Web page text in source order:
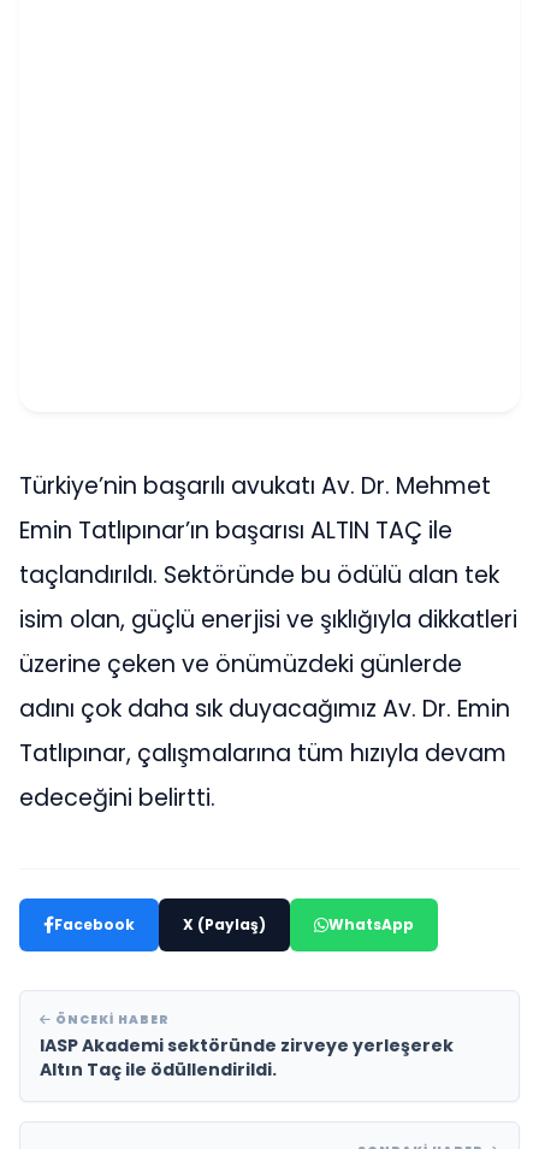
Türkiye’nin başarılı avukatı Av. Dr. Mehmet
Emin Tatlıpınar’ın başarısı ALTIN TAÇ ile
taçlandırıldı. Sektöründe bu ödülü alan tek
isim olan, güçlü enerjisi ve şıklığıyla dikkatleri
üzerine çeken ve önümüzdeki günlerde
adını çok daha sık duyacağımız Av. Dr. Emin
Tatlıpınar, çalışmalarına tüm hızıyla devam
edeceğini belirtti.
Facebook X (Paylaş) WhatsApp
ÖNCEKI HABER
IASP Akademi sektöründe zirveye yerleşerek
Altın Taç ile ödüllendirildi.